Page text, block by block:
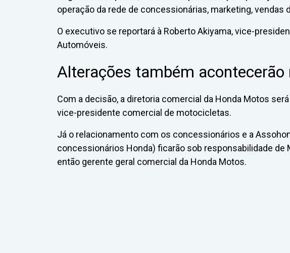
operação da rede de concessionárias, marketing, vendas
O executivo se reportará à Roberto Akiyama, vice-
Automóveis.
Alterações também
Com a decisão, a diretoria comercial da Honda Motos
vice-presidente comercial de motocicletas.
Já o relacionamento com os concessionários e a
concessionários Honda) ficarão sob responsabilidade de
então gerente geral comercial da Honda Motos.